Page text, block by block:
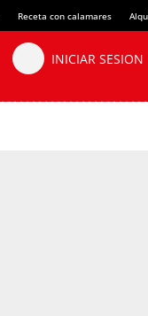
Receta con calamares